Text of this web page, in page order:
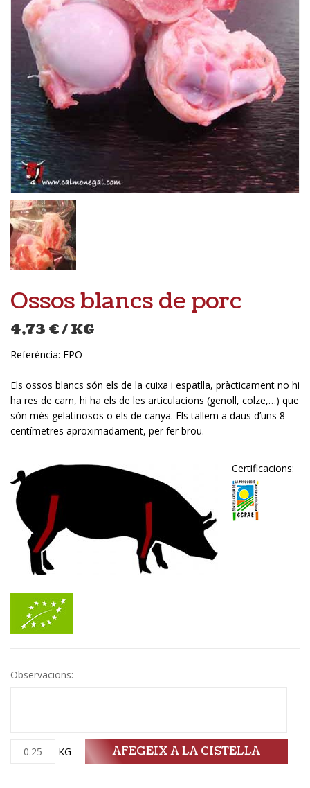
Ossos blancs de porc
4,73 €/ KG
Referència: EPO
Els ossos blancs són els de la cuixa i espatlla, pràcticament no hi
ha res de carn, hi ha els de les articulacions (genoll, colze,…) que
són més gelatinosos o els de canya. Els tallem a daus d’uns 8
centímetres aproximadament, per fer brou.
Certificacions:
Observacions:
Quantitat KG AFEGEIX A LA CISTELLA